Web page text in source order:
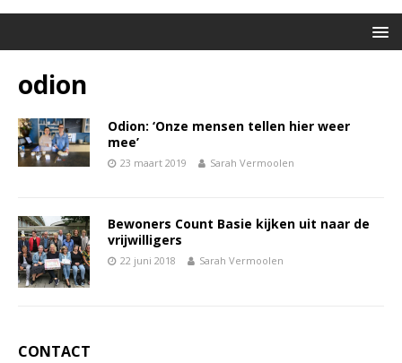
odion
Odion: ‘Onze mensen tellen hier weer
mee’
23 maart 2019 Sarah Vermoolen
Bewoners Count Basie kijken uit naar de
vrijwilligers
22 juni 2018 Sarah Vermoolen
CONTACT